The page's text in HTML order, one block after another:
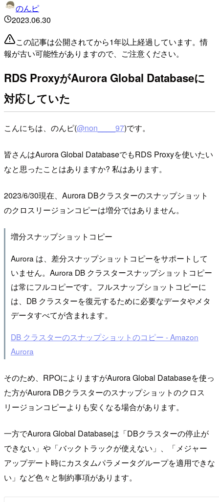
のんピ
2023.06.30
この記事は公開されてから1年以上経過しています。情
報が古い可能性がありますので、ご注意ください。
RDS ProxyがAurora Global Databaseに
対応していた
こんにちは、のんピ(@non____97)です。
皆さんはAurora Global DatabaseでもRDS Proxyを使いたい
なと思ったことはありますか? 私はあります。
2023/6/30現在、Aurora DBクラスターのスナップショット
のクロスリージョンコピーは増分ではありません。
増分スナップショットコピー
Aurora は、差分スナップショットコピーをサポートして
いません。Aurora DB クラスタースナップショットコピー
は常にフルコピーです。フルスナップショットコピーに
は、DB クラスターを復元するために必要なデータやメタ
データすべてが含まれます。
DB クラスターのスナップショットのコピー - Amazon
Aurora
そのため、RPOによりますがAurora Global Databaseを使っ
た方がAurora DBクラスターのスナップショットのクロス
リージョンコピーよりも安くなる場合があります。
一方でAurora Global Databaseは「DBクラスターの停止が
できない」や「バックトラックが使えない」、「メジャー
アップデート時にカスタムパラメータグループを適用できな
い」など色々と制約事項があります。